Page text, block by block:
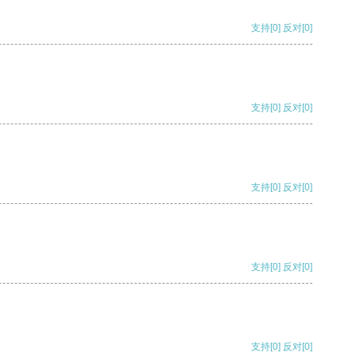
支持[0] 反对[0]
支持[0] 反对[0]
支持[0] 反对[0]
支持[0] 反对[0]
支持[0] 反对[0]